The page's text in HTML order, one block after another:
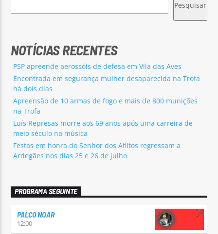
Pesquisar
NOTÍCIAS RECENTES
PSP apreende aerossóis de defesa em Vila das Aves
Encontrada em segurança mulher desaparecida na Trofa
há dois dias
Apreensão de 10 armas de fogo e mais de 800 munições
na Trofa
Luís Represas morre aos 69 anos após uma carreira de
meio século na música
Festas em honra do Senhor dos Aflitos regressam a
Ardegães nos dias 25 e 26 de julho
PROGRAMA SEGUINTE
PALCO NOAR
12:00